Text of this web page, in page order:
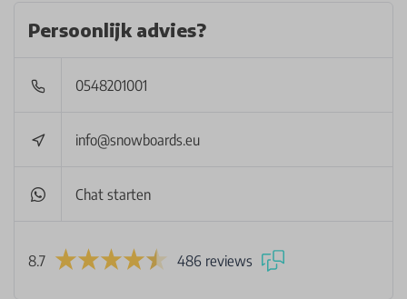
Persoonlijk advies?
0548201001
info@snowboards.eu
Chat starten
8.7 486 reviews